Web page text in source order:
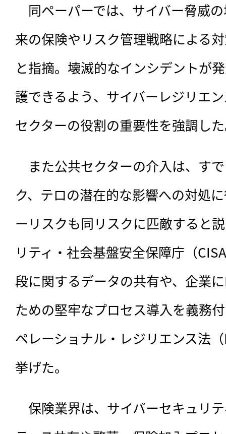
同ペーパーでは、サイバー脅威
来の保険やリスク管理戦略による
と指摘。壊滅的なインシデントが
護できるよう、サイバーレジリエ
セクターの役割の重要性を強調し
また公共セクターの介入は、す
ク、テロの潜在的な影響への対処
ーリスクも同リスクに匹敵すると
リティ・社会基盤安全保障庁（
段に関するデータの共有や、企業
ための堅牢なプロセス導入を義務
ペレーショナル・レジリエンス法
挙げた。
保険業界は、サイバーセキュリ